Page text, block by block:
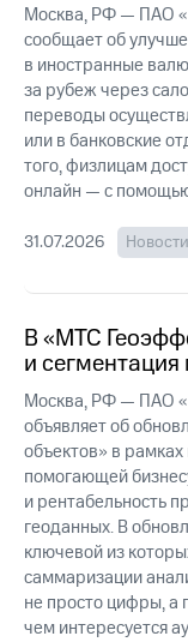
Описание
о
именных
Другое
этика
На главную
Москва, РФ — ПАО
сообщает об
в иностранные
за рубеж через
переводы
или в банковские
того, физлицам
онлайн — с
31.07.2026
В «МТС
и
Москва, РФ — ПАО
объявляет об
объектов» в
помогающей
и рентабельность
геоданных. В
ключевой из
саммаризации
не просто цифры, а
чем интересуется